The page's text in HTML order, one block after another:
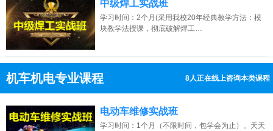
中级焊工实战班
学习时间：2个月(采用我校20年经典教学方法：模
块教学法授课，彻底破解焊工…
机车机电专业课程 8人正在线上咨询本类课程
点击免费咨询电话：13807313137
电动车维修实战班
学习时间：1个月（不限时间，包学会为止）。天天